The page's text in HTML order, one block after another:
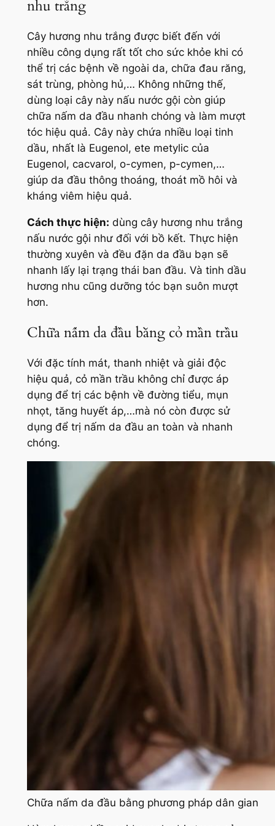
nhu trắng
Cây hương nhu trắng được biết đến với
nhiều công dụng rất tốt cho sức khỏe khi có
thể trị các bệnh về ngoài da, chữa đau răng,
sát trùng, phòng hủ,… Không những thế,
dùng loại cây này nấu nước gội còn giúp
chữa nấm da đầu nhanh chóng và làm mượt
tóc hiệu quả. Cây này chứa nhiều loại tinh
dầu, nhất là Eugenol, ete metylic của
Eugenol, cacvarol, o-cymen, p-cymen,…
giúp da đầu thông thoáng, thoát mồ hôi và
kháng viêm hiệu quả.
Cách thực hiện: dùng cây hương nhu trắng
nấu nước gội như đối với bồ kết. Thực hiện
thường xuyên và đều đặn da đầu bạn sẽ
nhanh lấy lại trạng thái ban đầu. Và tinh dầu
hương nhu cũng dưỡng tóc bạn suôn mượt
hơn.
Chữa nấm da đầu bằng cỏ mần trầu
Với đặc tính mát, thanh nhiệt và giải độc
hiệu quả, cỏ mần trầu không chỉ được áp
dụng để trị các bệnh về đường tiểu, mụn
nhọt, tăng huyết áp,…mà nó còn được sử
dụng để trị nấm da đầu an toàn và nhanh
chóng.
Chữa nấm da đầu bằng phương pháp dân gian